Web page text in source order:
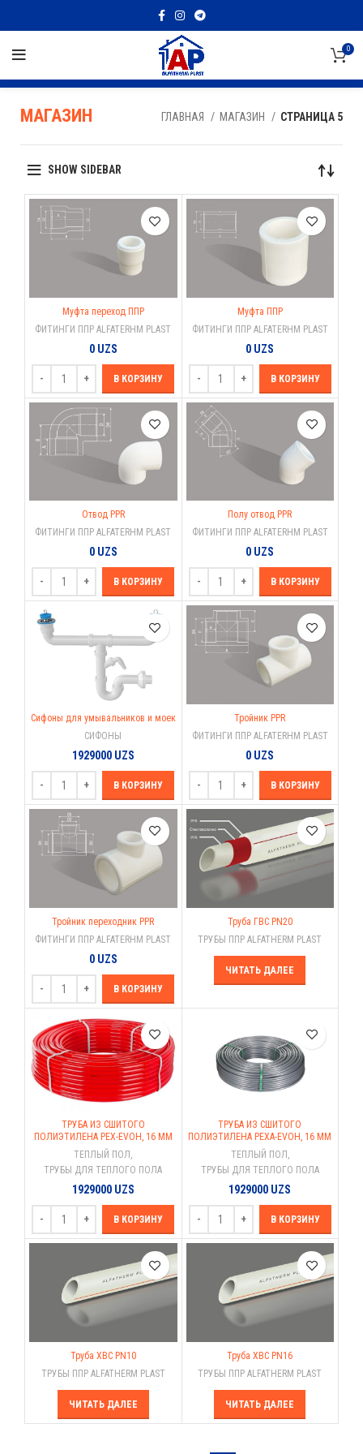
0
МАГАЗИН ГЛАВНАЯ МАГАЗИН СТРАНИЦА 5
SHOW SIDEBAR
Муфта переход ППР
ФИТИНГИ ППР ALFATERHM PLAST
0 UZS
В КОРЗИНУ
Муфта ППР
ФИТИНГИ ППР ALFATERHM PLAST
0 UZS
В КОРЗИНУ
Отвод PPR
ФИТИНГИ ППР ALFATERHM PLAST
0 UZS
В КОРЗИНУ
Полу отвод PPR
ФИТИНГИ ППР ALFATERHM PLAST
0 UZS
В КОРЗИНУ
Сифоны для умывальников и моек
СИФОНЫ
1929000 UZS
В КОРЗИНУ
Тройник PPR
ФИТИНГИ ППР ALFATERHM PLAST
0 UZS
В КОРЗИНУ
Тройник переходник PPR
ФИТИНГИ ППР ALFATERHM PLAST
0 UZS
В КОРЗИНУ
Труба ГВС PN20
ТРУБЫ ППР ALFATHERM PLAST
ЧИТАТЬ ДАЛЕЕ
ТРУБА ИЗ СШИТОГО
ПОЛИЭТИЛЕНА PEX-EVOH, 16 ММ
ТЕПЛЫЙ ПОЛ ,
ТРУБЫ ДЛЯ ТЕПЛОГО ПОЛА
1929000 UZS
В КОРЗИНУ
ТРУБА ИЗ СШИТОГО
ПОЛИЭТИЛЕНА PEXA-EVOH, 16 ММ
ТЕПЛЫЙ ПОЛ ,
ТРУБЫ ДЛЯ ТЕПЛОГО ПОЛА
1929000 UZS
В КОРЗИНУ
Труба ХВС PN10
ТРУБЫ ППР ALFATHERM PLAST
ЧИТАТЬ ДАЛЕЕ
Труба ХВС PN16
ТРУБЫ ППР ALFATHERM PLAST
ЧИТАТЬ ДАЛЕЕ